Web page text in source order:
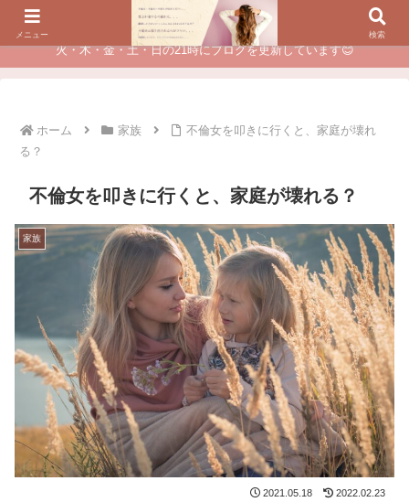
夫に不倫されたつらい経験が、あなたのチャンスに変わるカウンセリング
火・木・金・土・日の21時にブログを更新しています😊
ホーム 家族
不倫女を叩きに行くと、家庭が壊れ
る？
不倫女を叩きに行くと、家庭が壊れる？
家族
2021.05.18 2022.02.23
メニュー 検索